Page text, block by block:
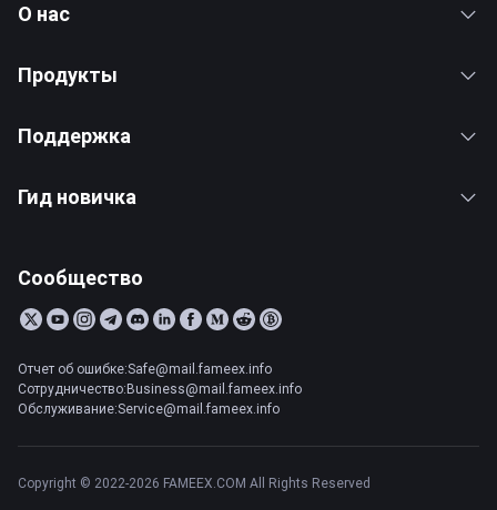
О нас
Продукты
Поддержка
Гид новичка
Сообщество
Отчет об ошибке:Safe@mail.fameex.info
Сотрудничество:Business@mail.fameex.info
Обслуживание:Service@mail.fameex.info
Copyright © 2022-2026 FAMEEX.COM All Rights Reserved